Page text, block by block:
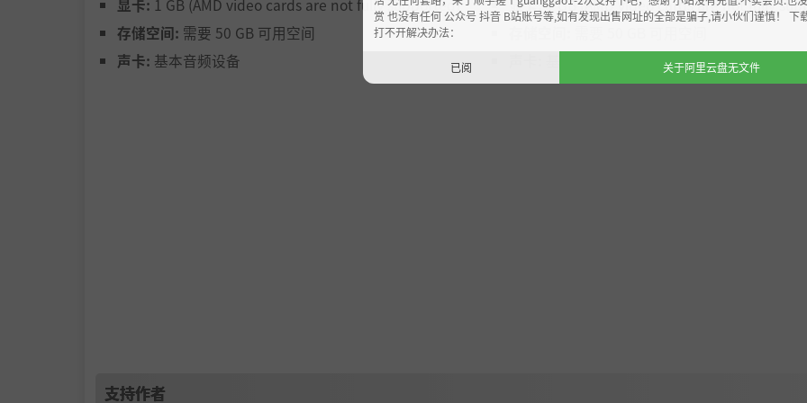
加勒比海由数十座岛屿和城镇组成，宛如笼罩在神秘与秘密中的浩瀚群岛。从印第安人金字塔顶端到海底深处，
显卡: 1 GB (AMD video cards are not fully supported)
存储空间: 需要 50 GB 可用空间
声卡: 基本音频设备
显卡:1 GB (AMD video cards are not fully
支持作者
赏 也没有任何 公众号 抖音 B站账号等,如有发现出售网址的全部是骗子,请小伙们谨慎！ 下
打不开解决办法：
已阅 关于阿里云盘无文件